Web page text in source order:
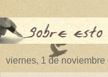
viernes, 1 de noviembre